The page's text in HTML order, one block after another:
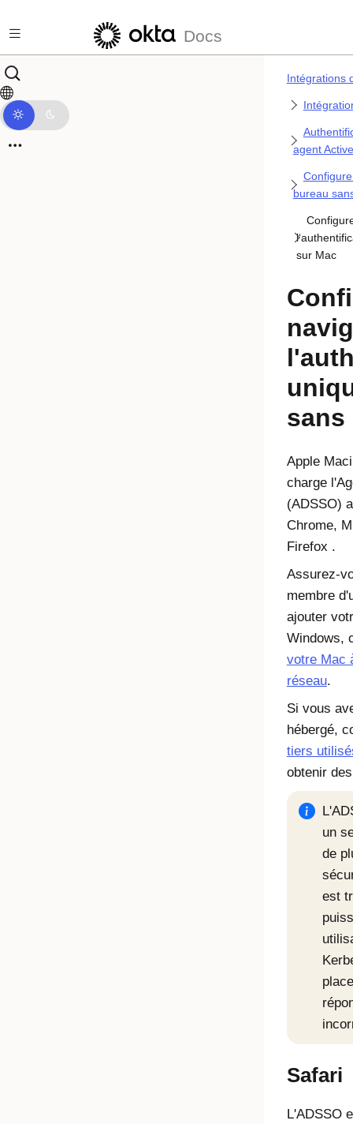
Docs
Intégrations
agent
bureau
sur Mac
sans
Apple
charge
(ADSSO)
Chrome,
Firefox .
Assurez-
membre
ajouter
Windows,
votre Mac
réseau.
Si vous
hébergé,
tiers
obtenir
un
de
est
Safari
L'ADSSO